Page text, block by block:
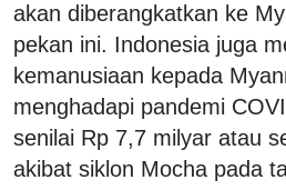
akan diberangkatkan ke
pekan ini. Indonesia juga
kemanusiaan kepada
menghadapi pandemi
senilai Rp 7,7 milyar atau
akibat siklon Mocha pada